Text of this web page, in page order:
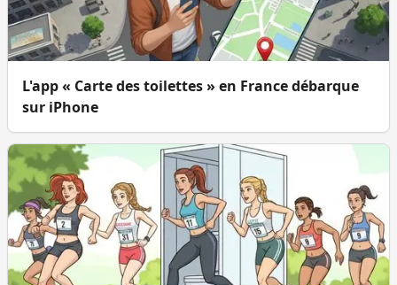
L'app « Carte des toilettes » en France débarque
sur iPhone